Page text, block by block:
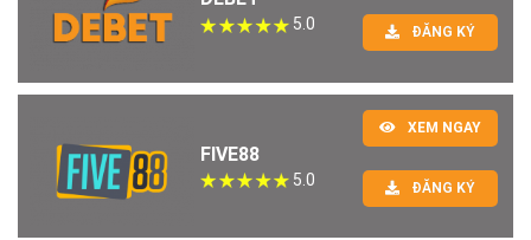
5.0 ĐĂNG KÝ
FIVE88
5.0
XEM NGAY
ĐĂNG KÝ